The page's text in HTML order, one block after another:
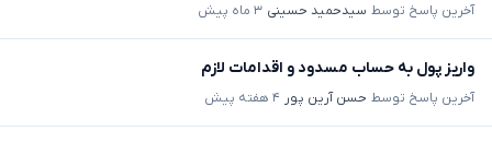
آخرین پاسخ توسط سیدحمید حسینی ۳ ماه پیش
واریز پول به حساب مسدود و اقدامات لازم
آخرین پاسخ توسط حسن آرین پور ۴ هفته پیش